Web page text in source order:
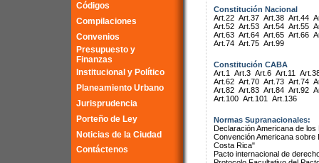
Códigos
Compilaciones
Convenios
Presupuesto y
Finanzas
Institucional y Político
Planeamiento Urbano
Jurisprudencia
Porteño de Ley
Noticias de la Ciudad
Contáctenos
Constitución Nacional
Art.22 Art.37 Art.38 Art.44
Art.52 Art.53 Art.54 Art.55
Art.63 Art.64 Art.65 Art.66
Art.74 Art.75 Art.99
Constitución CABA
Art.1
Art.3 Art.6 Art.11
Art.62 Art.70 Art.73 Art.74
Art.82 Art.83 Art.84 Art.92
Art.100 Art.101 Art.136
Normas Supranacionales:
Declaración Americana de
Convención Americana
Costa Rica"
Pacto internacional de